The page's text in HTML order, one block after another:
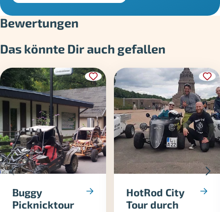
Bewertungen
Das könnte Dir auch gefallen
Buggy
Picknicktour
HotRod City
Tour durch